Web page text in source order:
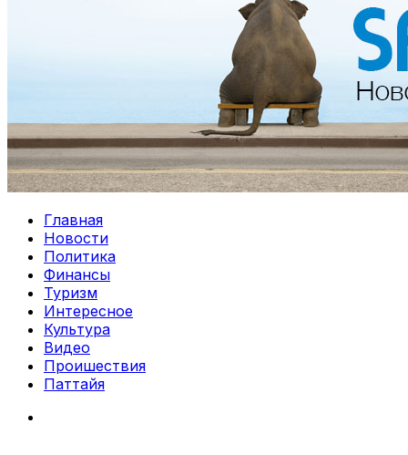
Главная
Новости
Политика
Финансы
Туризм
Интересное
Культура
Видео
Проишествия
Паттайя